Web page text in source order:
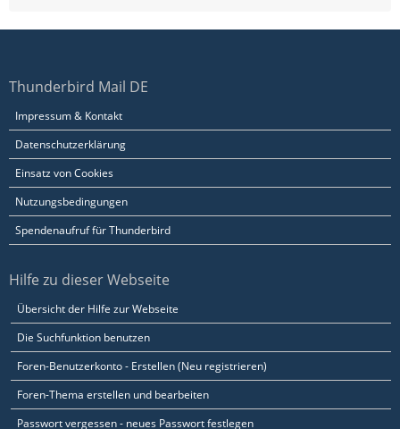
Thunderbird Mail DE
Impressum & Kontakt
Datenschutzerklärung
Einsatz von Cookies
Nutzungsbedingungen
Spendenaufruf für Thunderbird
Hilfe zu dieser Webseite
Übersicht der Hilfe zur Webseite
Die Suchfunktion benutzen
Foren-Benutzerkonto - Erstellen (Neu registrieren)
Foren-Thema erstellen und bearbeiten
Passwort vergessen - neues Passwort festlegen